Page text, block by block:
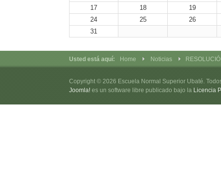
17
18
19
24
25
26
31
Usted está aquí: Home Noticias
Copyright © 2026 Escuela Normal Superior Ubaté.
Joomla! es un software libre publicado bajo la Licencia